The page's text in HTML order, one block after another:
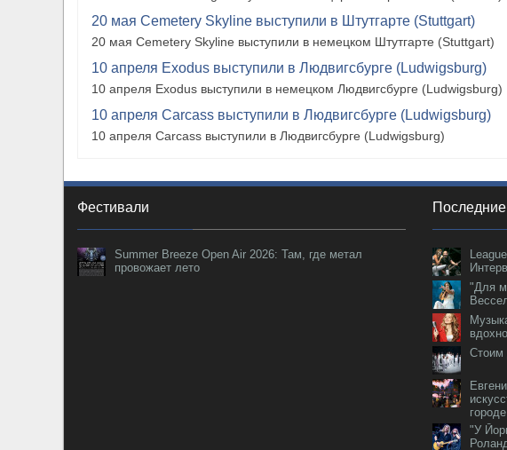
20 мая Cemetery Skyline выступили в Штутгарте (Stuttgart)
20 мая Cemetery Skyline выступили в немецком Штутгарте (Stuttgart)
10 апреля Exodus выступили в Людвигсбурге (Ludwigsburg)
10 апреля Exodus выступили в немецком Людвигсбурге (Ludwigsburg)
10 апреля Carcass выступили в Людвигсбурге (Ludwigsburg)
10 апреля Carcass выступили в Людвигсбурге (Ludwigsburg)
Фестивали
Summer Breeze Open Air 2026: Там, где метал
провожает лето
"Для
Стоим
городе
"У